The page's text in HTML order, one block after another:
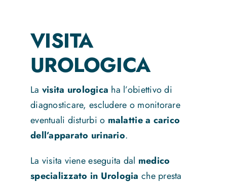
Medici
Contatti
VISITA
UROLOGICA
La visita urologica ha l’obiettivo di
diagnosticare, escludere o monitorare
eventuali disturbi o malattie a carico
dell’apparato urinario.
La visita viene eseguita dal medico
specializzato in Urologia che presta